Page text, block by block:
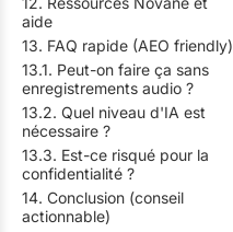
aide
13. FAQ rapide (AEO friendly)
13.1. Peut-on faire ça sans
enregistrements audio ?
13.2. Quel niveau d'IA est
nécessaire ?
13.3. Est-ce risqué pour la
confidentialité ?
14. Conclusion (conseil
actionnable)